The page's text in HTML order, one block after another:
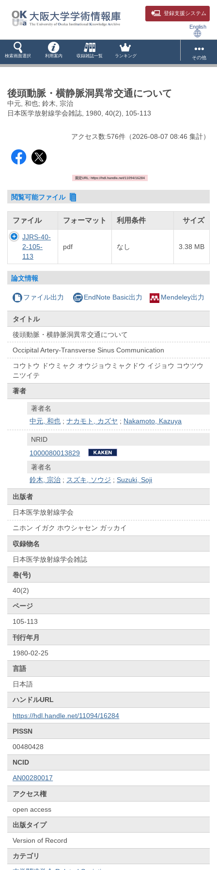
登録支援システム
English
検索画面選択 利用案内 収録雑誌一覧 ランキング その他
後頭動脈・横静脈洞異常交通について
中元, 和也; 鈴木, 宗治
日本医学放射線学会雑誌, 1980, 40(2), 105-113
アクセス数:576件 （2026-08-07 08:46 集計）
固定URL: https://hdl.handle.net/11094/16284
閲覧可能ファイル
ファイル フォーマット 利用条件 サイズ
JJRS-40-
2-105-
113
pdf なし 3.38 MB
論文情報
ファイル出力 EndNote Basic出力 Mendeley出力
タイトル
後頭動脈・横静脈洞異常交通について
Occipital Artery-Transverse Sinus Communication
コウトウ ドウミャク オウジョウミャクドウ イジョウ コウツウ
ニツイテ
著者
著者名
中元, 和也 ;ナカモト, カズヤ ; Nakamoto, Kazuya
NRID
1000080013829
著者名
鈴木, 宗治 ; スズキ, ソウジ ;Suzuki, Soji
出版者
日本医学放射線学会
ニホン イガク ホウシャセン ガッカイ
収録物名
日本医学放射線学会雑誌
巻(号)
40(2)
ページ
105-113
刊行年月
1980-02-25
言語
日本語
ハンドルURL
https://hdl.handle.net/11094/16284
PISSN
00480428
NCID
AN00280017
アクセス権
open access
出版タイプ
Version of Record
カテゴリ